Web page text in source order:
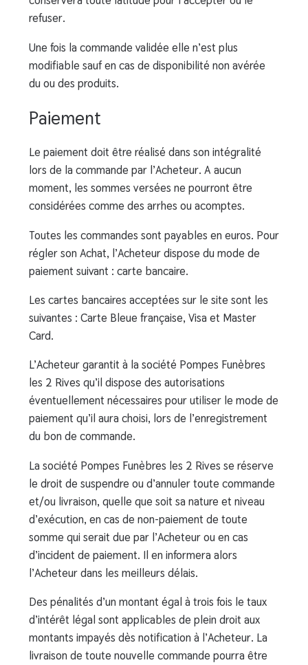
refuser.
Une fois la commande validée elle n’est plus
modifiable sauf en cas de disponibilité non avérée
du ou des produits.
Paiement
Le paiement doit être réalisé dans son intégralité
lors de la commande par l’Acheteur. A aucun
moment, les sommes versées ne pourront être
considérées comme des arrhes ou acomptes.
Toutes les commandes sont payables en euros. Pour
régler son Achat, l’Acheteur dispose du mode de
paiement suivant : carte bancaire.
Les cartes bancaires acceptées sur le site sont les
suivantes : Carte Bleue française, Visa et Master
Card.
L’Acheteur garantit à la société Pompes Funèbres
les 2 Rives qu’il dispose des autorisations
éventuellement nécessaires pour utiliser le mode de
paiement qu’il aura choisi, lors de l’enregistrement
du bon de commande.
La société Pompes Funèbres les 2 Rives se réserve
le droit de suspendre ou d’annuler toute commande
et/ou livraison, quelle que soit sa nature et niveau
d’exécution, en cas de non-paiement de toute
somme qui serait due par l’Acheteur ou en cas
d’incident de paiement. Il en informera alors
l’Acheteur dans les meilleurs délais.
Des pénalités d’un montant égal à trois fois le taux
d’intérêt légal sont applicables de plein droit aux
montants impayés dès notification à l’Acheteur. La
livraison de toute nouvelle commande pourra être